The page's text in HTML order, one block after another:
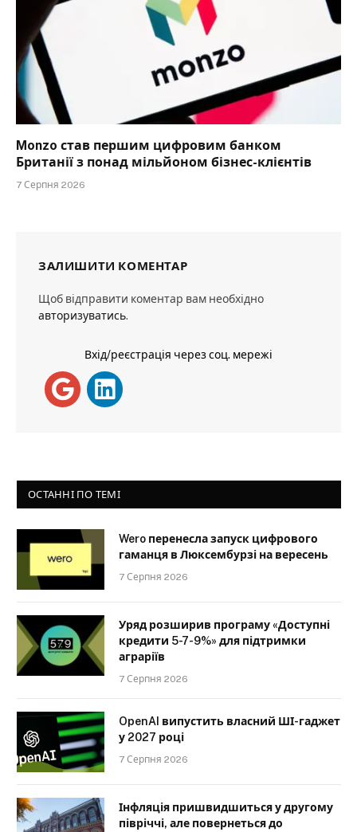
Monzo став першим цифровим банком
Британії з понад мільйоном бізнес-клієнтів
7 Серпня 2026
ЗАЛИШИТИ КОМЕНТАР
Щоб відправити коментар вам необхідно
авторизуватись.
Вхід/реєстрація через соц. мережі
ОСТАННІ ПО ТЕМІ
Wero перенесла запуск цифрового
гаманця в Люксембурзі на вересень
7 Серпня 2026
Уряд розширив програму «Доступні
кредити 5-7-9%» для підтримки
аграріїв
7 Серпня 2026
OpenAI випустить власний ШІ-гаджет
у 2027 році
7 Серпня 2026
Інфляція пришвидшиться у другому
півріччі, але повернеться до